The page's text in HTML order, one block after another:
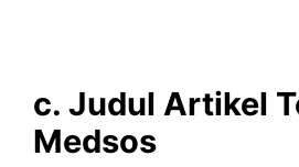
c. Judul Artikel
Medsos